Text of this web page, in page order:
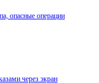
опасные операции
через экран